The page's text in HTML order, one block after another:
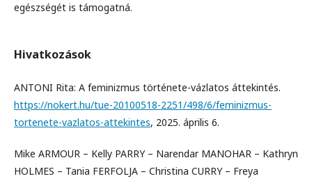
egészségét is támogatná.
Hivatkozások
ANTONI Rita: A feminizmus története-vázlatos áttekintés.
https://nokert.hu/tue-20100518-2251/498/6/feminizmus-
tortenete-vazlatos-attekintes, 2025. április 6.
Mike ARMOUR – Kelly PARRY – Narendar MANOHAR – Kathryn
HOLMES – Tania FERFOLJA – Christina CURRY – Freya